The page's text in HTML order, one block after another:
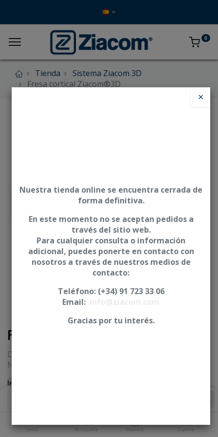
Inicio Búsqueda Pedidos Cuenta
0
Tienda
Sistema Ziacom 3D
Fresa cortical Ziacom®3D
Fresa cortical Ziacom®3D
Diámetro (Ø)
NP=3,30 mm ** RP=4,00 mm ** WP=5,00 mm
Iniciar sesión
×
Nuestra tienda online se encuentra cerrada de
forma definitiva.
En este momento no se aceptan pedidos a
través del sitio web.
Para cualquier consulta o información
adicional, puedes ponerte en contacto con
nosotros a través de nuestros medios de
contacto:
Teléfono: (+34) 91 723 33 06
Email:
Gracias por tu interés.